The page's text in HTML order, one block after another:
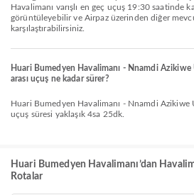
Havalimanı varışlı en geç uçuş 19:30 saatinde
görüntüleyebilir ve Airpaz üzerinden diğer
karşılaştırabilirsiniz.
Huari Bumedyen Havalimanı - Nnamdi Azikiwe
arası uçuş ne kadar sürer?
Huari Bumedyen Havalimanı - Nnamdi Azikiwe Uluslararası Havalimanı arası
uçuş süresi yaklaşık 4sa 25dk.
Huari Bumedyen Havalimanı’dan
Rotalar